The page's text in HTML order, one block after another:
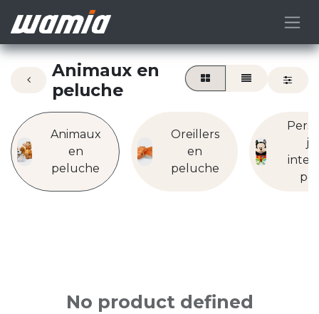
Animaux en
peluche
Animaux
en
peluche
Oreillers
en
peluche
No product defined